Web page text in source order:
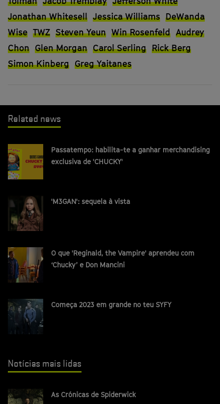
Jonathan Whitesell Jessica Williams DeWanda
Wise TWZ Steven Yeun Win Rosenfeld Audrey
Chon Glen Morgan Carol Serling Rick Berg
Simon Kinberg Greg Yaitanes
Related news
Passatempo: habilita-te a ganhar merchandising
exclusiva de 'CHUCKY'
'M3GAN': sequela à vista
O que 'Reginald, the Vampire' aprendeu com
‘Chucky’ e Don Mancini
Começa 2023 em grande no teu SYFY
Notícias mais lidas
As Crónicas de Spiderwick